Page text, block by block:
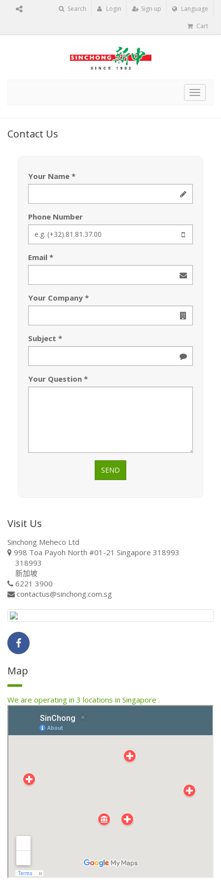
Search Login Sign up Language
Cart
Toggle
Contact Us
Your Name
Phone Number
Email
Your Company
Subject
Your Question
SEND
Visit Us
Sinchong Meheco Ltd
998 Toa Payoh North #01-21 Singapore 318993
318993
新加坡
6221 3900
contactus@sinchong.com.sg
Map
We are operating in 3 locations in Singapore .